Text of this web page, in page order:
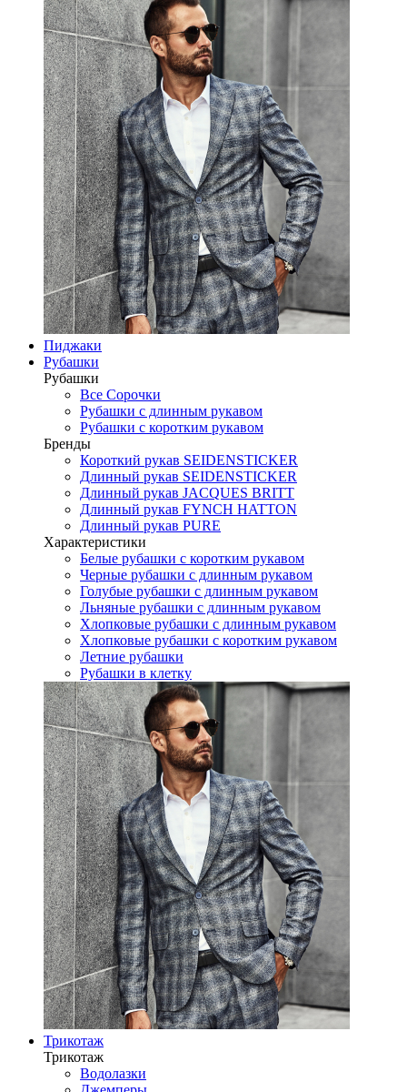
Пиджаки
Рубашки
Рубашки
Все Сорочки
Рубашки с длинным рукавом
Рубашки с коротким рукавом
Бренды
Короткий рукав SEIDENSTICKER
Длинный рукав SEIDENSTICKER
Длинный рукав JAСQUES BRITT
Длинный рукав FYNCH HATTON
Длинный рукав PURE
Характеристики
Белые рубашки с коротким рукавом
Черные рубашки с длинным рукавом
Голубые рубашки с длинным рукавом
Льняные рубашки с длинным рукавом
Хлопковые рубашки с длинным рукавом
Хлопковые рубашки с коротким рукавом
Летние рубашки
Рубашки в клетку
Трикотаж
Трикотаж
Водолазки